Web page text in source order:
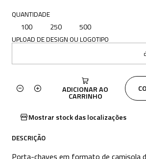
QUANTIDADE
100 250 500
UPLOAD DE DESIGN OU LOGOTIPO
Quantidade ADICIONAR AO
CARRINHO
Mostrar stock das localizações
DESCRIÇÃO
Porta-chaves em formato de camisola